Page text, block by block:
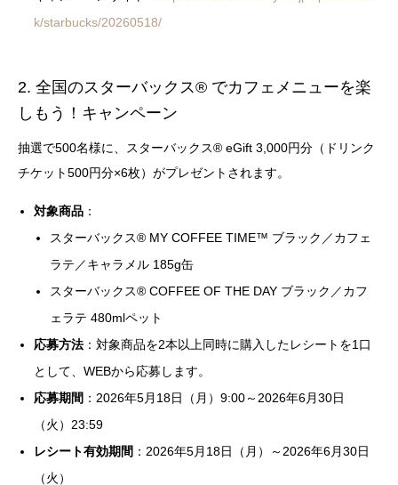
k/starbucks/20260518/
2. 全国のスターバックス® でカフェメニューを楽
しもう！キャンペーン
抽選で500名様に、スターバックス® eGift 3,000円分（ドリンク
チケット500円分×6枚）がプレゼントされます。
対象商品 ：
スターバックス® MY COFFEE TIME™ ブラック／カフェ
ラテ／キャラメル 185g缶
スターバックス® COFFEE OF THE DAY ブラック／カフ
ェラテ 480mlペット
応募方法 ：対象商品を2本以上同時に購入したレシートを1口
として、WEBから応募します。
応募期間 ：2026年5月18日（月）9:00～2026年6月30日
（火）23:59
レシート有効期間 ：2026年5月18日（月）～2026年6月30日
（火）